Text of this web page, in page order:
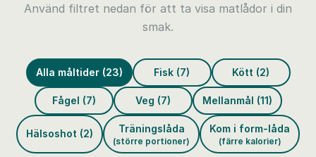
Använd filtret nedan för att ta visa matlådor i din
smak.
Alla måltider (23) Fisk (7) Kött (2)
Fågel (7) Veg (7) Mellanmål (11)
Hälsoshot (2) Träningslåda
(större portioner)
Kom i form-låda
(färre kalorier)